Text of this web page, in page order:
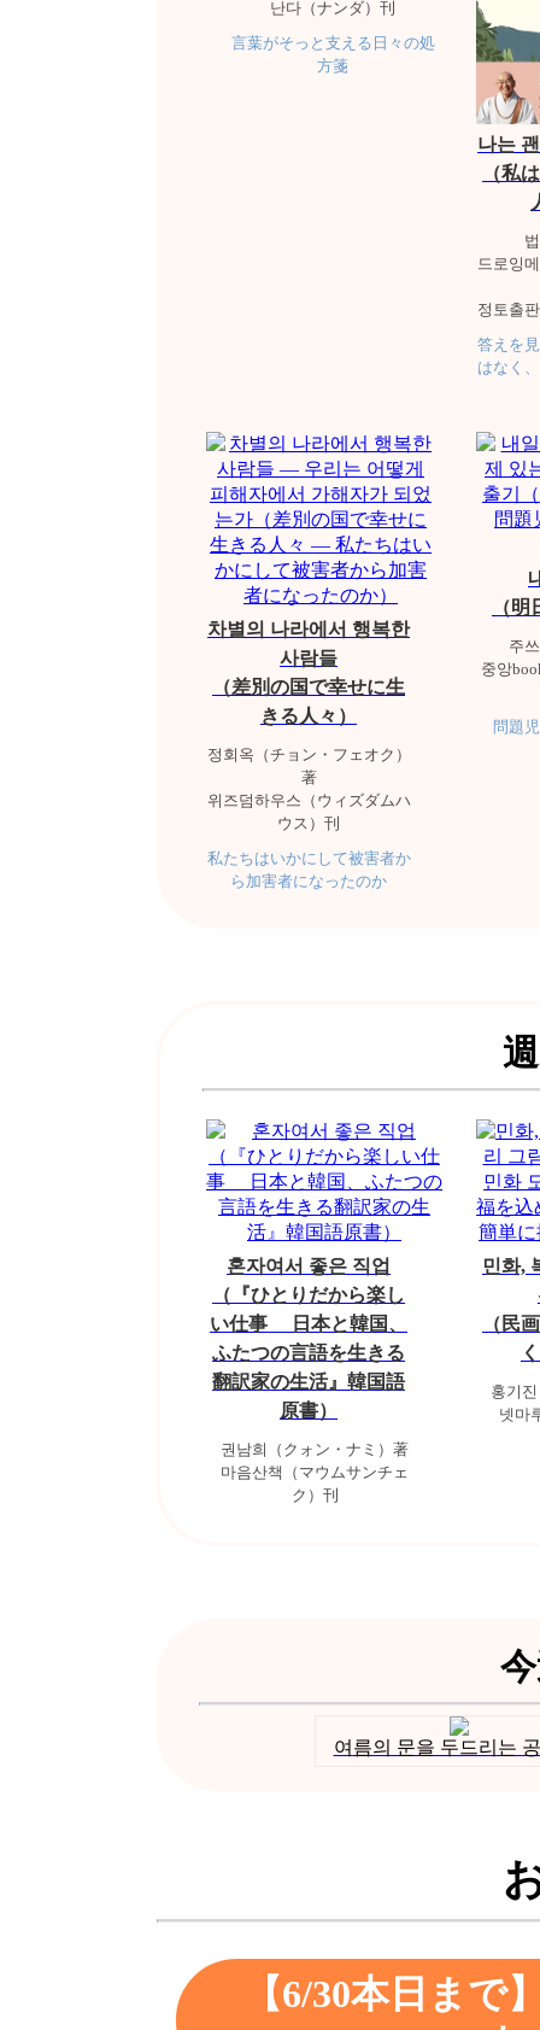
난다（ナンダ）刊
言葉がそっと支える日々の処
方箋
나는
（私
드로잉
정토출
答えを
はなく
차별의 나라에서 행복한
사람들
（差別の国で幸せに生
きる人々）
정회옥（チョン・フェオク）
著
위즈덤하우스（ウィズダムハ
ウス）刊
私たちはいかにして被害者か
ら加害者になったのか
（
주
중앙
問題
혼자여서 좋은 직업
（『ひとりだから楽し
い仕事 日本と韓国、
ふたつの言語を生きる
翻訳家の生活』韓国語
原書）
권남희（クォン・ナミ）著
마음산책（マウムサンチェ
ク）刊
민화,
（民
홍기
넷마
여름의 문을 두드리는
【6/30本日まで